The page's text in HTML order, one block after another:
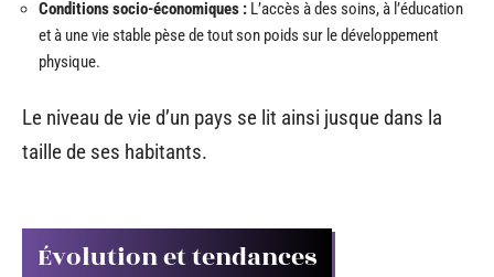
Conditions socio-économiques : L’accès à des soins, à l’éducation
et à une vie stable pèse de tout son poids sur le développement
physique.
Le niveau de vie d’un pays se lit ainsi jusque dans la
taille de ses habitants.
Évolution et tendances